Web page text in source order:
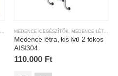
MEDENCE KIEGÉSZÍTŐK MEDENCE LÉTRÁK
Medence létra, kis ívű 2 fokos
AISI304
110.000 Ft